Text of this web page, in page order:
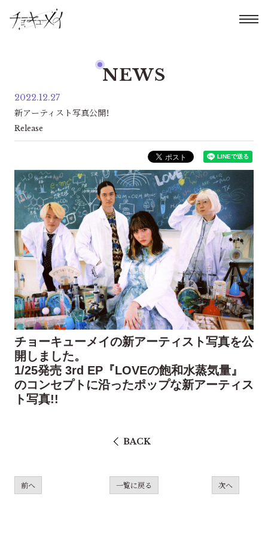
NEWS
2022.12.27
新アーティスト写真公開！
Release
チョーキューメイの​新アーティスト写真を公
開しました。
1/25発売 3rd EP『LOVEの飽和水蒸気量』
のコンセプトに沿ったポップな新アーティス
ト写真!!
BACK
前へ 一覧に戻る 次へ